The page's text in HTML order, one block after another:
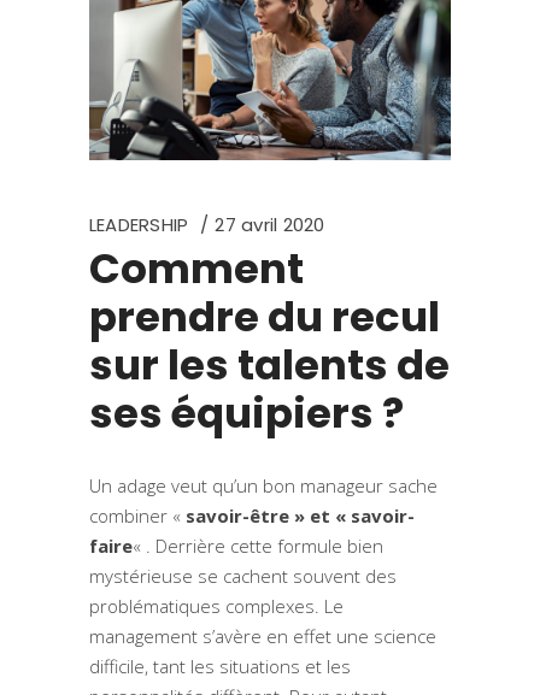
LEADERSHIP 27 avril 2020
Comment
prendre du recul
sur les talents de
ses équipiers ?
Un adage veut qu’un bon manageur sache
combiner « savoir-être » et « savoir-
faire« . Derrière cette formule bien
mystérieuse se cachent souvent des
problématiques complexes. Le
management s’avère en effet une science
difficile, tant les situations et les